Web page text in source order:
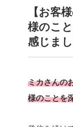
【お客
様のこ
感じまし
ミカさんの
様のことを